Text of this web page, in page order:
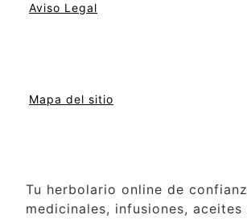
Aviso Legal
Mapa del sitio
Tu herbolario online de
medicinales, infusiones, aceites